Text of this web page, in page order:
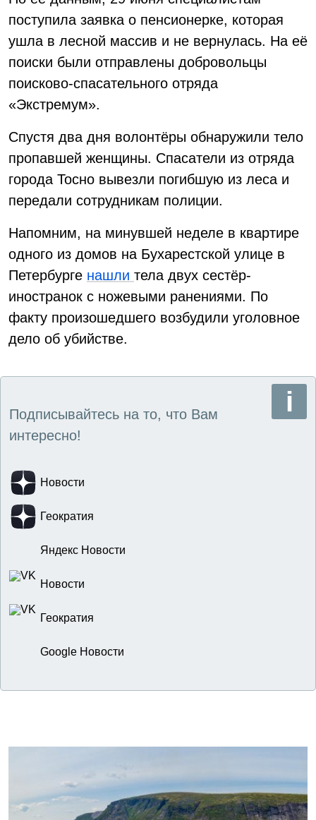
поступила заявка о пенсионерке, которая
ушла в лесной массив и не вернулась. На её
поиски были отправлены добровольцы
поисково-спасательного отряда
«Экстремум».
Спустя два дня волонтёры обнаружили тело
пропавшей женщины. Спасатели из отряда
города Тосно вывезли погибшую из леса и
передали сотрудникам полиции.
Напомним, на минувшей неделе в квартире
одного из домов на Бухарестской улице в
Петербурге нашли тела двух сестёр-
иностранок с ножевыми ранениями. По
факту произошедшего возбудили уголовное
дело об убийстве.
Подписывайтесь на то, что Вам
интересно!
Новости
Геократия
Яндекс Новости
Новости
Геократия
Google Новости